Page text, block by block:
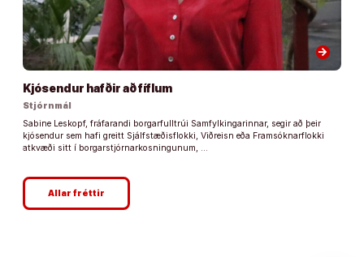
arrow_forward
Kjósendur hafðir að fíflum
Stjórnmál
Sabine Leskopf, fráfarandi borgarfulltrúi Samfylkingarinnar, segir að þeir
kjósendur sem hafi greitt Sjálfstæðisflokki, Viðreisn eða Framsóknarflokki
atkvæði sitt í borgarstjórnarkosningunum, …
Allar fréttir